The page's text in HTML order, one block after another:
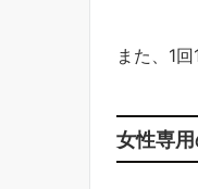
また、1
女性専